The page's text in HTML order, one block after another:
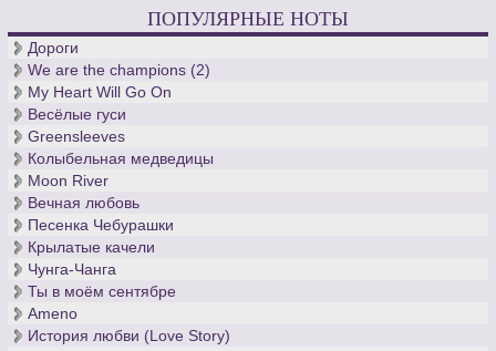
ПОПУЛЯРНЫЕ НОТЫ
Дороги
We are the champions (2)
My Heart Will Go On
Весёлые гуси
Greensleeves
Колыбельная медведицы
Moon River
Вечная любовь
Песенка Чебурашки
Крылатые качели
Чунга-Чанга
Ты в моём сентябре
Ameno
История любви (Love Story)